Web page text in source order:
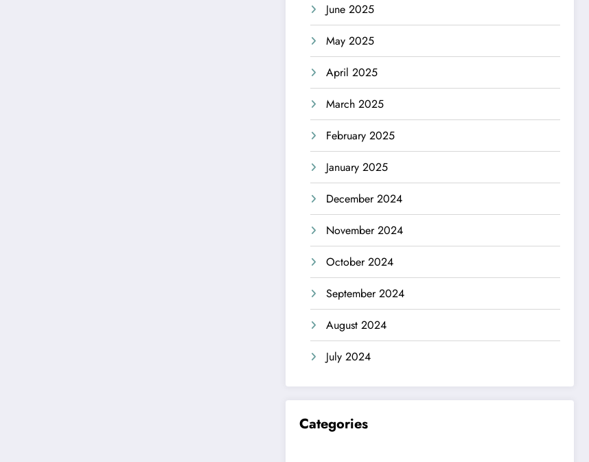
June 2025
May 2025
April 2025
March 2025
February 2025
January 2025
December 2024
November 2024
October 2024
September 2024
August 2024
July 2024
Categories